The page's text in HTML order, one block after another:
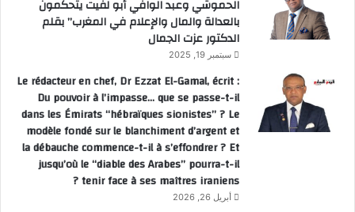
الحموشي وعبد الوافي أبو لفيت يتحكمون
بالعدالة والمال والإعلام في المغرب” بقلم
الدكتور عزت الجمال
سبتمبر 19, 2025
Le rédacteur en chef, Dr Ezzat El-Gamal, écrit :
Du pouvoir à l’impasse… que se passe-t-il
dans les Émirats “hébraïques sionistes” ? Le
modèle fondé sur le blanchiment d’argent et
la débauche commence-t-il à s’effondrer ? Et
jusqu’où le “diable des Arabes” pourra-t-il
tenir face à ses maîtres iraniens ?
أبريل 26, 2026